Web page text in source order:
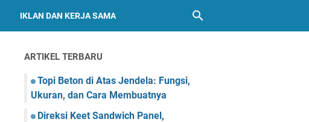
IKLAN DAN KERJA SAMA
ARTIKEL TERBARU
Topi Beton di Atas Jendela: Fungsi,
Ukuran, dan Cara Membuatnya
Direksi Keet Sandwich Panel,